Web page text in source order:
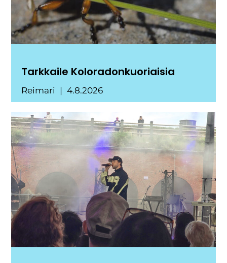
Tarkkaile Koloradonkuoriaisia
Reimari 4.8.2026